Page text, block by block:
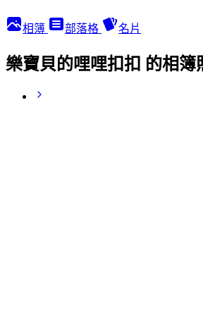
相簿 部落格 名片
樂寶貝的哩哩扣扣 的相簿